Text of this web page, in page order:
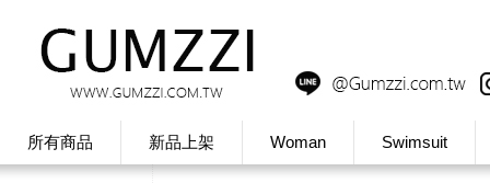
所有商品 新品上架 Woman Swimsuit